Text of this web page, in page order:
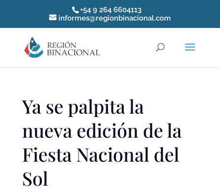
+54 9 264 6604113
informes@regionbinacional.com
Ya se palpita la
nueva edición de la
Fiesta Nacional del
Sol